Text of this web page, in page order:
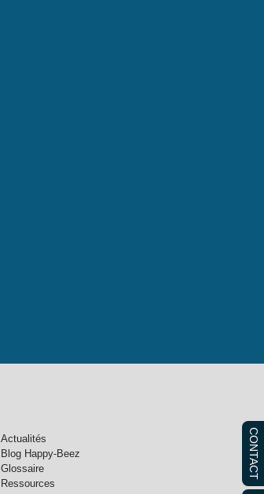
Actualités
Blog Happy-Beez
Glossaire
Ressources
CONTACT